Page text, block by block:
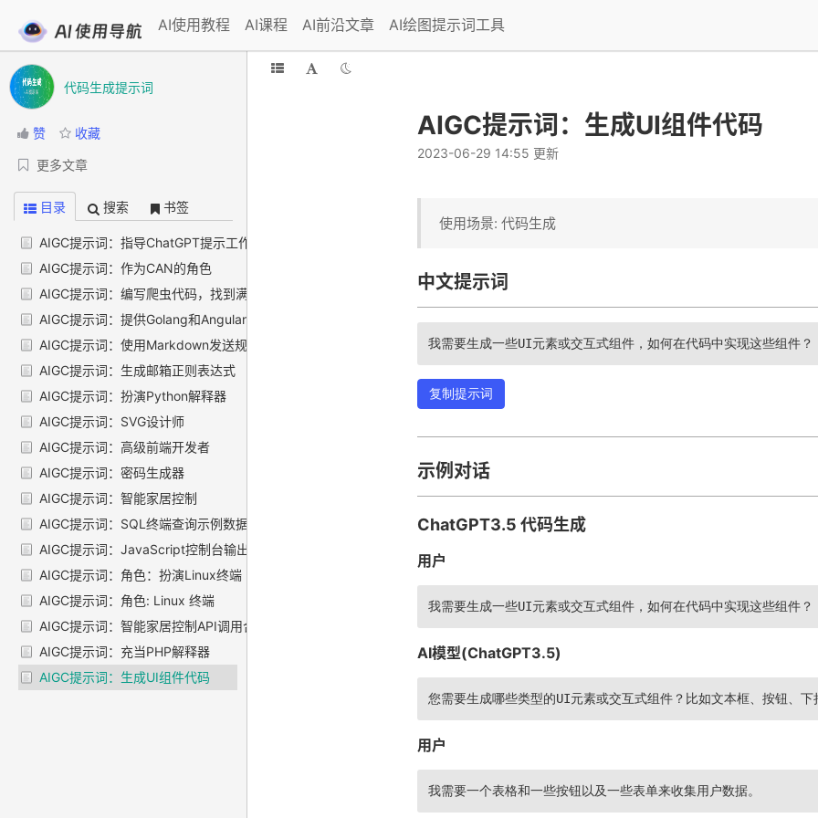
AI使用教程 AI课程 AI前沿文章 AI绘图提示词工具
代码生成提示词
赞 收藏
更多文章
目录 搜索 书签
AIGC提示词：指导ChatGPT提示工作
AIGC提示词：作为CAN的角色
AIGC提示词：编写爬虫代码，找到满江红影评中的5分好评并点赞
AIGC提示词：提供Golang和Angular开发用户注册系统的安全架构和代码
AIGC提示词：使用Markdown发送规范化的Unsplash图片
AIGC提示词：生成邮箱正则表达式
AIGC提示词：扮演Python解释器
AIGC提示词：SVG设计师
AIGC提示词：高级前端开发者
AIGC提示词：密码生成器
AIGC提示词：智能家居控制
AIGC提示词：SQL终端查询示例数据库
AIGC提示词：JavaScript控制台输出 "Hello World"
AIGC提示词：角色：扮演Linux终端
AIGC提示词：角色: Linux 终端
AIGC提示词：智能家居控制API调用合辑
AIGC提示词：充当PHP解释器
AIGC提示词：生成UI组件代码
AIGC提示词：生成UI组件代码
2023-06-29 14:55 更新
使用场景: 代码生成
中文提示词
我需要生成一些UI元素或交互式组件，如何在代码中实现这些组件？
复制提示词
示例对话
ChatGPT3.5 代码生成
用户
我需要生成一些UI元素或交互式组件，如何在代码中实现这些组件？
AI模型(ChatGPT3.5)
您需要生成哪些类型的UI元素或交互式组件？比如文本框、按钮、下
用户
我需要一个表格和一些按钮以及一些表单来收集用户数据。